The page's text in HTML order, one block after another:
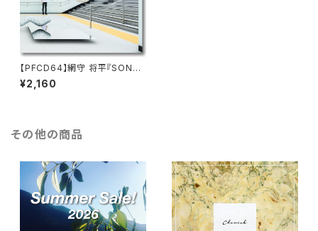
【PFCD64】網守 将平『SONAS
ILE』CD
¥2,160
その他の商品